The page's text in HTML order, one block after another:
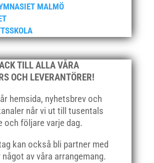
MALMÖ
TILL ALLA VÅRA
OCH LEVERANTÖRER!
hemsida, nyhetsbrev och
når vi ut till tusentals
och följare varje dag.
kan också bli partner med
av våra arrangemang.